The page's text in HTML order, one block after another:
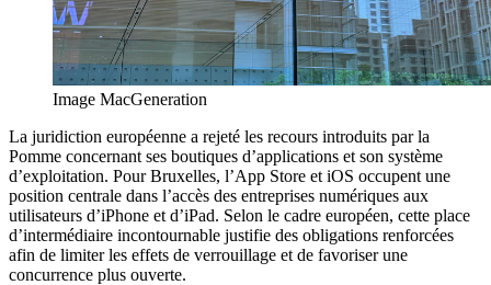
Image MacGeneration
La juridiction européenne a rejeté les recours introduits par la
Pomme concernant ses boutiques d’applications et son système
d’exploitation. Pour Bruxelles, l’App Store et iOS occupent une
position centrale dans l’accès des entreprises numériques aux
utilisateurs d’iPhone et d’iPad. Selon le cadre européen, cette place
d’intermédiaire incontournable justifie des obligations renforcées
afin de limiter les effets de verrouillage et de favoriser une
concurrence plus ouverte.